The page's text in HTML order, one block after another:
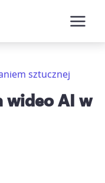
sztucznej
wideo AI w